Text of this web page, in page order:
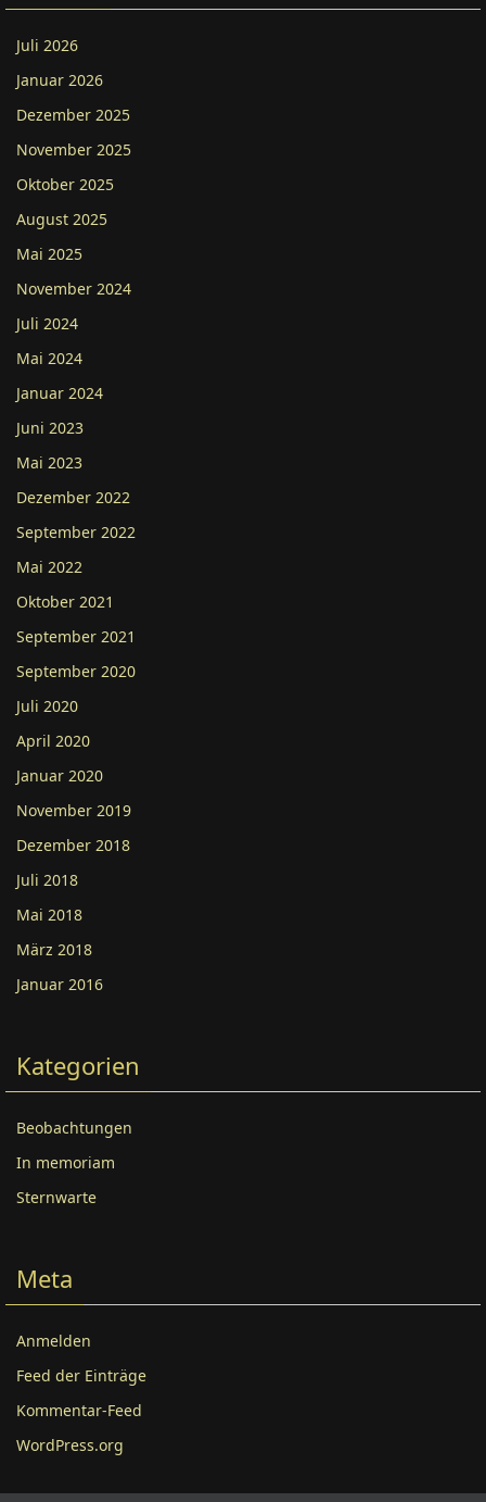
Juli 2026
Januar 2026
Dezember 2025
November 2025
Oktober 2025
August 2025
Mai 2025
November 2024
Juli 2024
Mai 2024
Januar 2024
Juni 2023
Mai 2023
Dezember 2022
September 2022
Mai 2022
Oktober 2021
September 2021
September 2020
Juli 2020
April 2020
Januar 2020
November 2019
Dezember 2018
Juli 2018
Mai 2018
März 2018
Januar 2016
Kategorien
Beobachtungen
In memoriam
Sternwarte
Meta
Anmelden
Feed der Einträge
Kommentar-Feed
WordPress.org